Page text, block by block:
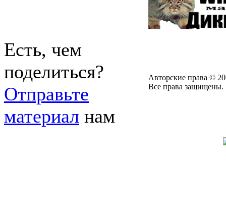
Есть, чем
поделиться?
Отправьте
материал нам
Авторские права ©
Все права защищены.